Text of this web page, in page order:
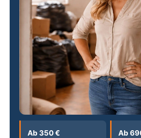
Ab 350 € Ab